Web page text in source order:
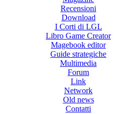
Recensioni
Download
I Corti di LGL
Libro Game Creator
Magebook editor
Guide strategiche
Multimedia
Forum
Link
Network
Old news
Contatti